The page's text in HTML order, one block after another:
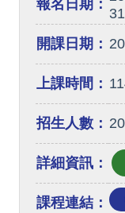
報名日期：
31
開課日期：
上課時間：
招生人數： 20
詳細資訊：
課程連結：